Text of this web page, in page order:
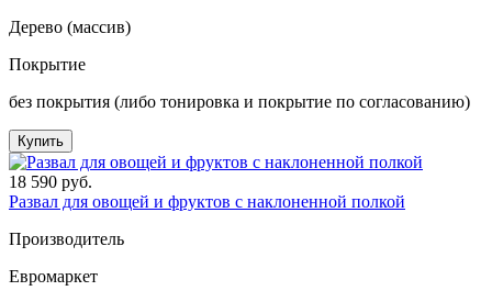
Дерево (массив)
Покрытие
без покрытия (либо тонировка и покрытие по согласованию)
Купить
18 590 руб.
Развал для овощей и фруктов с наклоненной полкой
Производитель
Евромаркет